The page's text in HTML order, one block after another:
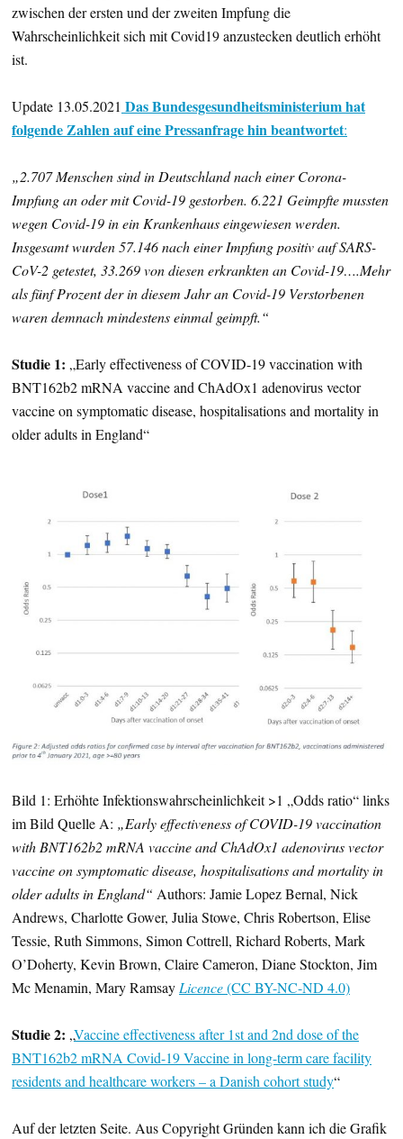
zwischen der ersten und der zweiten Impfung die
Wahrscheinlichkeit sich mit Covid19 anzustecken deutlich erhöht
ist.
Update 13.05.2021 Das Bundesgesundheitsministerium hat
folgende Zahlen auf eine Pressanfrage hin beantwortet:
„2.707 Menschen sind in Deutschland nach einer Corona-
Impfung an oder mit Covid-19 gestorben. 6.221 Geimpfte mussten
wegen Covid-19 in ein Krankenhaus eingewiesen werden.
Insgesamt wurden 57.146 nach einer Impfung positiv auf SARS-
CoV-2 getestet, 33.269 von diesen erkrankten an Covid-19….Mehr
als fünf Prozent der in diesem Jahr an Covid-19 Verstorbenen
waren demnach mindestens einmal geimpft.“
Studie 1: „Early effectiveness of COVID-19 vaccination with
BNT162b2 mRNA vaccine and ChAdOx1 adenovirus vector
vaccine on symptomatic disease, hospitalisations and mortality in
older adults in England“
Bild 1: Erhöhte Infektionswahrscheinlichkeit >1 „Odds ratio“ links
im Bild Quelle A: „Early effectiveness of COVID-19 vaccination
with BNT162b2 mRNA vaccine and ChAdOx1 adenovirus vector
vaccine on symptomatic disease, hospitalisations and mortality in
older adults in England“ Authors: Jamie Lopez Bernal, Nick
Andrews, Charlotte Gower, Julia Stowe, Chris Robertson, Elise
Tessie, Ruth Simmons, Simon Cottrell, Richard Roberts, Mark
O’Doherty, Kevin Brown, Claire Cameron, Diane Stockton, Jim
Mc Menamin, Mary Ramsay Licence(CC BY-NC-ND 4.0)
Studie 2: „Vaccine effectiveness after 1st and 2nd dose of the
BNT162b2 mRNA Covid-19 Vaccine in long-term care facility
residents and healthcare workers – a Danish cohort study“
Auf der letzten Seite. Aus Copyright Gründen kann ich die Grafik